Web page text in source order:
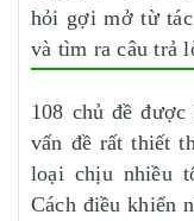
hỏi gợi mở từ
và tìm ra câu trả
108 chủ đề được
vấn đề rất thiết
loại chịu nhiều
Cách điều khiển